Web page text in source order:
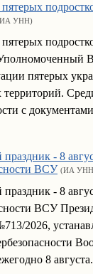
УНН)
пятерых
с
- 8
ВСУ (ИА
- 8
ВСУ
2026,
8